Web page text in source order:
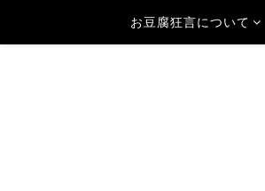
お豆腐狂言について